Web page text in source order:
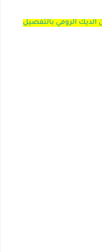
الرومي بالتفصيل